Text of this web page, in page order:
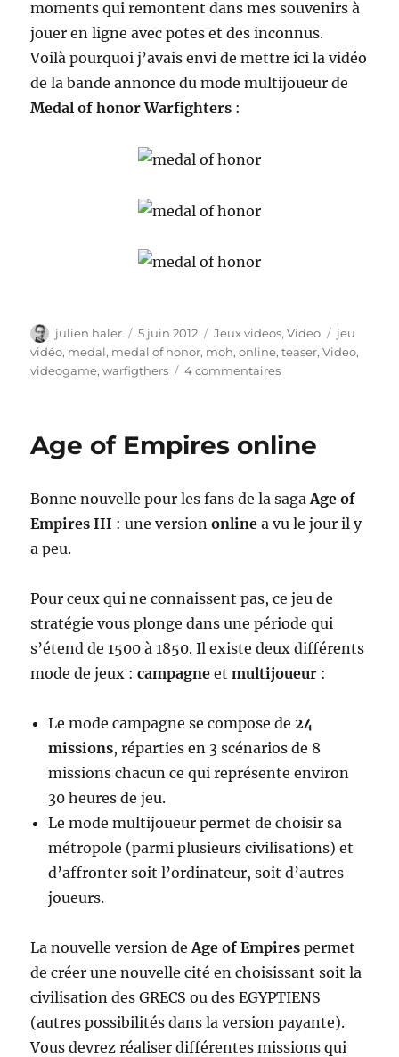
moments qui remontent dans mes souvenirs à
jouer en ligne avec potes et des inconnus.
Voilà pourquoi j’avais envi de mettre ici la vidéo
de la bande annonce du mode multijoueur de
Medal of honor Warfighters :
Auteur
julien haler
Publié
le
5 juin 2012 Catégories
Jeux videos,Video Étiquettes
jeu
vidéo, medal, medal of honor, moh,online,teaser,Video,
videogame,warfigthers 4 commentairessur
Age of Empires online
Bonne nouvelle pour les fans de la sagaAge of
Empires III : une versiononlinea vu le jour il y
a peu.
Pour ceux qui ne connaissent pas, ce jeu de
stratégie vous plonge dans une période qui
s’étend de 1500 à 1850. Il existe deux différents
mode de jeux :campagneetmultijoueur :
Le mode campagne se compose de24
missions, réparties en 3 scénarios de 8
missions chacun ce qui représente environ
30 heures de jeu.
Le mode multijoueur permet de choisir sa
métropole (parmi plusieurs civilisations) et
d’affronter soit l’ordinateur, soit d’autres
joueurs.
La nouvelle version deAge of Empires permet
de créer une nouvelle cité en choisissant soit la
civilisation des GRECS ou des EGYPTIENS
(autres possibilités dans la version payante).
Vous devrez réaliser différentes missions qui